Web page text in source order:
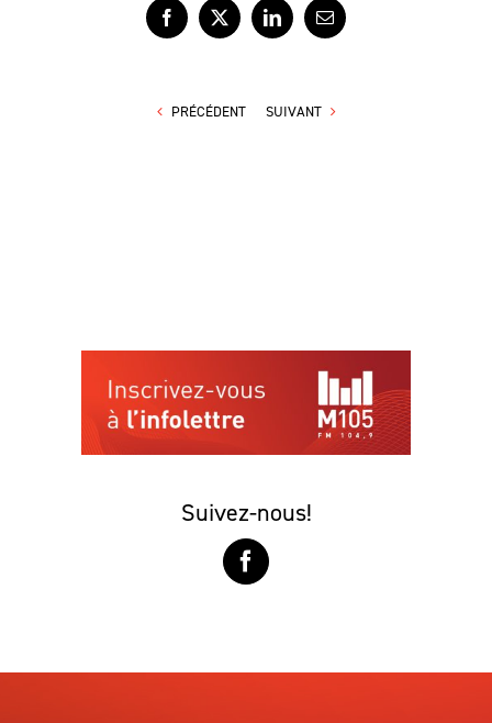
Facebook
X LinkedInCourriel
PRÉCÉDENT SUIVANT
Suivez-nous!